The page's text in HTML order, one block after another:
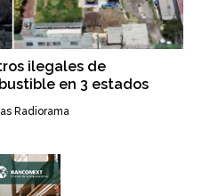
ilegales de
en 3 estados
Radiorama